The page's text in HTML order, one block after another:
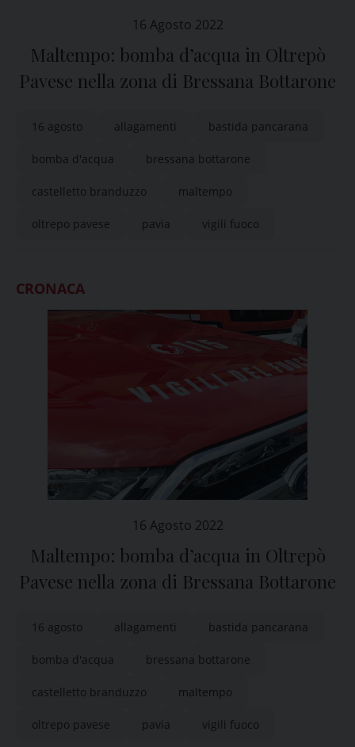
16 Agosto 2022
Maltempo: bomba d’acqua in Oltrepò
Pavese nella zona di Bressana Bottarone
16 agosto allagamenti bastida pancarana
bomba d'acqua bressana bottarone
castelletto branduzzo maltempo
oltrepo pavese pavia vigili fuoco
CRONACA
16 Agosto 2022
Maltempo: bomba d’acqua in Oltrepò
Pavese nella zona di Bressana Bottarone
16 agosto allagamenti bastida pancarana
bomba d'acqua bressana bottarone
castelletto branduzzo maltempo
oltrepo pavese pavia vigili fuoco